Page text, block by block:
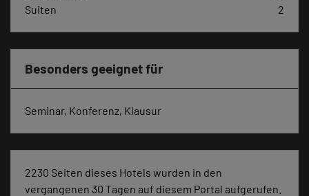
Suiten
2
Besonders geeignet für
Seminar, Konferenz, Klausur
2230 Seiten dieses Hotels wurden in den
vergangenen 30 Tagen auf diesem Portal aufgerufen.